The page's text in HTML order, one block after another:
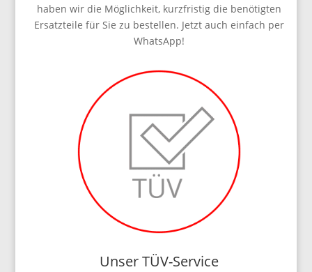
haben wir die Möglichkeit, kurzfristig die benötigten
Ersatzteile für Sie zu bestellen. Jetzt auch einfach per
WhatsApp!
Unser TÜV-Service